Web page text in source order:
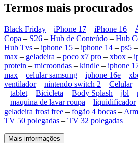
Termos mais procurados
Black Friday – iPhone 17 – iPhone 16 –
Copa – S26 – Hub de Conteúdo – Hub
Hub Tvs – iphone 15 – iphone 14 – ps5 –
max – geladeira – poco x7 pro – xbox –
protein – microondas – kindle – iphone
max – celular samsung – iphone 16e –
ventilador– nintendo switch 2 – Celular–
– tablet – Bicicleta – Body Splash – jbl –
– maquina de lavar roupa – liquidificador
geladeira frost free – fogão 4 bocas –
TV 50 polegadas – TV 32 polegadas
Mais informações